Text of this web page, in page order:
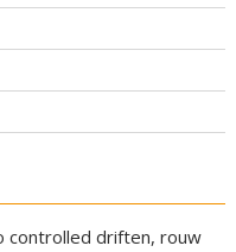
controlled driften, rouw